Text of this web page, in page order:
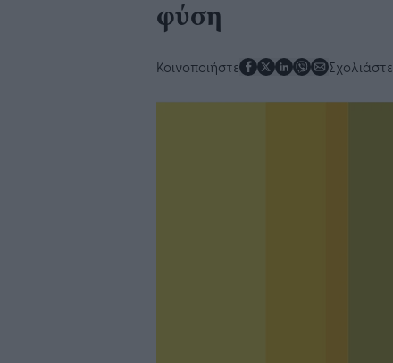
φύση
Κοινοποιήστε Σχολιάστε